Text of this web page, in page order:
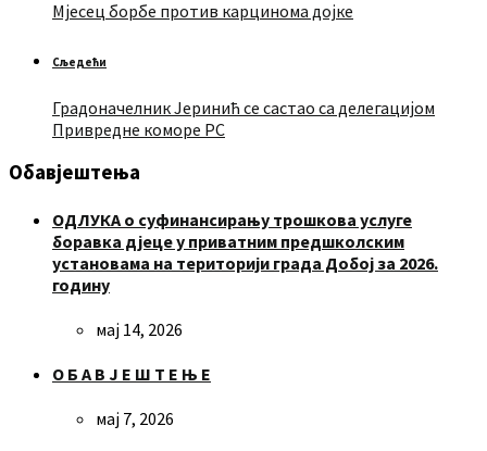
Мјесец борбе против карцинома дојке
Сљедећи
Градоначелник Јеринић се састао са делегацијом
Привредне коморе РС
Обавјештења
ОДЛУКА о суфинансирању трошкова услуге
боравка дјеце у приватним предшколским
установама на територији града Добој за 2026.
годину
мај 14, 2026
О Б А В Ј Е Ш Т Е Њ Е
мај 7, 2026